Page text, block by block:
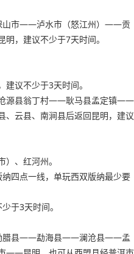
市——泸水市（怒江州）——贡
建议不少于7天时间。
议不少于3天时间。
源县翁丁村——耿马县孟定镇——
云县、南涧县后返回昆明，建议
、红河州。
点一线，单玩西双版纳最少要
于3天时间。
县——勐海县——澜沧县——孟